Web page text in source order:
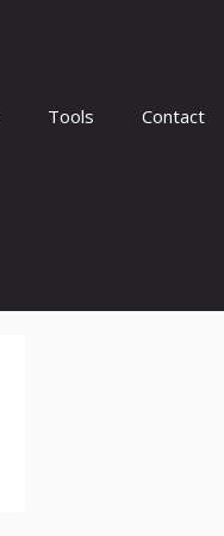
Tools Contact